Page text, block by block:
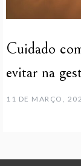
Cuidado
evitar na
11 DE MARÇO,